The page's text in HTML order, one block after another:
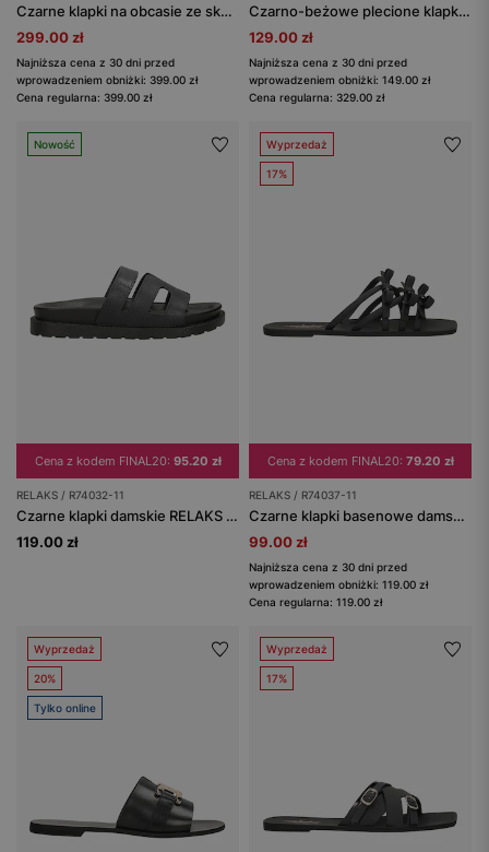
Czarne klapki na obcasie ze skóry licowej
299.00 zł
Najniższa cena z 30 dni przed
wprowadzeniem obniżki: 399.00 zł
Cena regularna: 399.00 zł
Czarno-beżowe plecione klapki damskie
129.00 zł
Najniższa cena z 30 dni przed
wprowadzeniem obniżki: 149.00 zł
Cena regularna: 329.00 zł
Nowość
Cena z kodem FINAL20: 95.20 zł
RELAKS / R74032-11
Czarne klapki damskie RELAKS z szerokimi paskami
119.00 zł
Wyprzedaż
17%
Cena z kodem FINAL20: 79.20 zł
RELAKS / R74037-11
Czarne klapki basenowe damskie RELAKS z kokardkami
99.00 zł
Najniższa cena z 30 dni przed
wprowadzeniem obniżki: 119.00 zł
Cena regularna: 119.00 zł
Wyprzedaż
20%
Tylko online
Wyprzedaż
17%